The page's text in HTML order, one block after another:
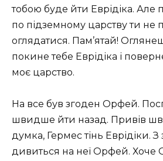
тобою буде йти Еврідіка. Але
по підземному царству ти не
оглядатися. Пам’ятай!
покине тебе Еврідіка і
моє царство.
На все був згоден Орфей.
швидше йти назад. Привів
думка, Гермес тінь Еврідіки.
дивиться на неї Орфей. Хоче